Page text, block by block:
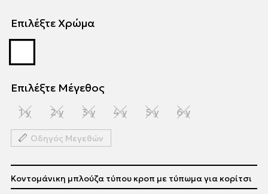
Επιλέξτε Χρώμα
Επιλέξτε Μέγεθος
1 y 2 y 3 y 4 y 5 y 6 y
Οδηγός Μεγεθών
Κοντομάνικη μπλούζα τύπου κροπ με τύπωμα για κορίτσι